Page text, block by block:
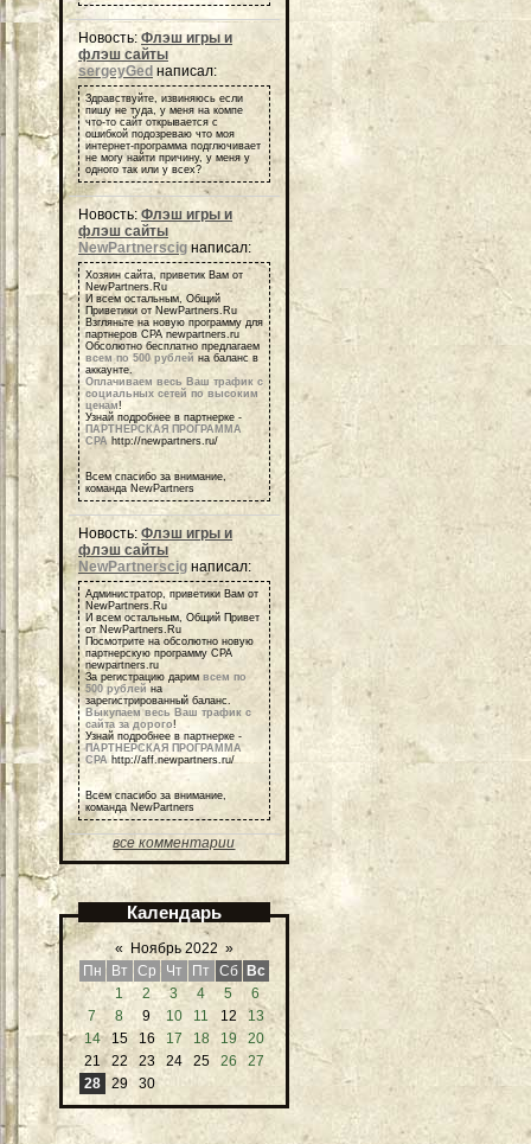
Новость: Флэш игры и
флэш сайты
sergeyGed написал:
Здравствуйте, извиняюсь если
пишу не туда, у меня на компе
что-то сайт открывается с
ошибкой подозреваю что моя
интернет-программа подглючивает
не могу найти причину, у меня у
одного так или у всех?
Новость:Флэш игры и
флэш сайты
NewPartnerscigнаписал:
Хозяин сайта, приветик Вам от
NewPartners.Ru
И всем остальным, Общий
Приветики от NewPartners.Ru
Взгляньте на новую программу для
партнеров СРА newpartners.ru
Обсолютно бесплатно предлагаем
всем по 500 рублей на баланс в
аккаунте.
Оплачиваем весь Ваш трафик с
социальных сетей по высоким
ценам!
Узнай подробнее в партнерке -
ПАРТНЕРСКАЯ ПРОГРАММА
СРА http://newpartners.ru/
Всем спасибо за внимание,
команда NewPartners
Новость: Флэш игры и
флэш сайты
NewPartnerscig написал:
Администратор, приветики Вам от
NewPartners.Ru
И всем остальным, Общий Привет
от NewPartners.Ru
Посмотрите на обсолютно новую
партнерскую программу СРА
newpartners.ru
За регистрацию дарим всем по
500 рублей на
зарегистрированный баланс.
Выкупаем весь Ваш трафик с
сайта за дорого!
Узнай подробнее в партнерке -
ПАРТНЕРСКАЯ ПРОГРАММА
СРА http://aff.newpartners.ru/
Всем спасибо за внимание,
команда NewPartners
все комментарии
Календарь
« Ноябрь 2022 »
Пн
Вт Ср Чт Пт Сб Вс
1
2 3 4 5
6
7
8 9 10 11 12
13
14
15 16 17 18 19
20
21
22 23 24 25 26
27
28
29 30